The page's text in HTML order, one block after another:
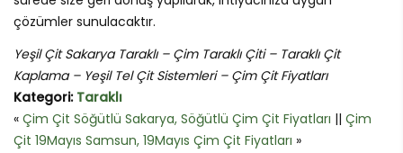
çözümler sunulacaktır.
Yeşil Çit Sakarya Taraklı – Çim Taraklı Çiti – Taraklı Çit
Kaplama – Yeşil Tel Çit Sistemleri – Çim Çit Fiyatları
Kategori: Taraklı
« Çim Çit Söğütlü Sakarya, Söğütlü Çim Çit Fiyatları || Çim
Çit 19Mayıs Samsun, 19Mayıs Çim Çit Fiyatları »